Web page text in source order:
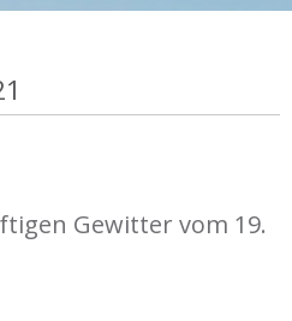
Gewitter vom 19.